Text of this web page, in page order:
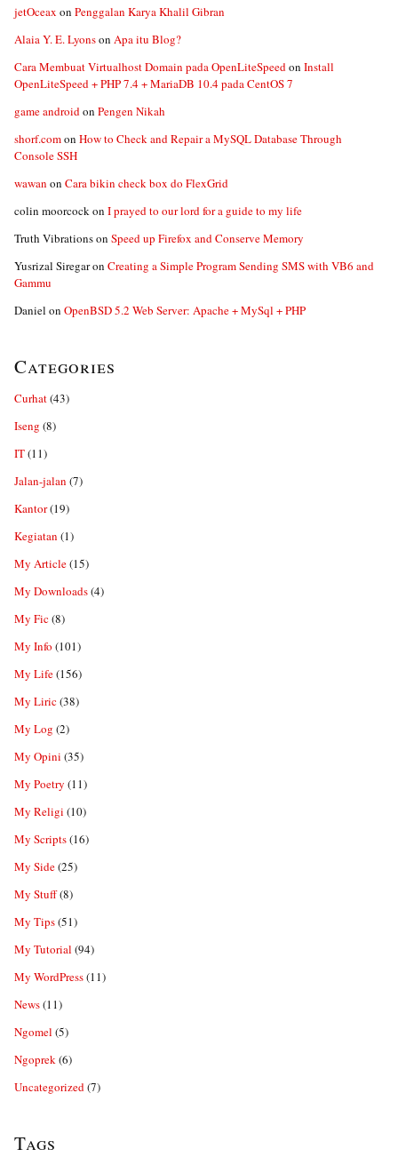
jetOceax on Penggalan Karya Khalil Gibran
Alaia Y. E. Lyonson Apa itu Blog?
Cara Membuat Virtualhost Domain pada OpenLiteSpeedon Install
OpenLiteSpeed + PHP 7.4 + MariaDB 10.4 pada CentOS 7
game androidon Pengen Nikah
shorf.comon How to Check and Repair a MySQL Database Through
Console SSH
wawan on Cara bikin check box do FlexGrid
colin moorcockon I prayed to our lord for a guide to my life
Truth Vibrationson Speed up Firefox and Conserve Memory
Yusrizal Siregaron Creating a Simple Program Sending SMS with VB6 and
Gammu
Daniel on OpenBSD 5.2 Web Server: Apache + MySql + PHP
Categories
Curhat(43)
Iseng (8)
IT(11)
Jalan-jalan (7)
Kantor(19)
Kegiatan (1)
My Article(15)
My Downloads(4)
My Fic(8)
My Info (101)
My Life(156)
My Liric(38)
My Log (2)
My Opini (35)
My Poetry (11)
My Religi (10)
My Scripts(16)
My Side(25)
My Stuff(8)
My Tips(51)
My Tutorial (94)
My WordPress(11)
News(11)
Ngomel (5)
Ngoprek(6)
Uncategorized(7)
Tags